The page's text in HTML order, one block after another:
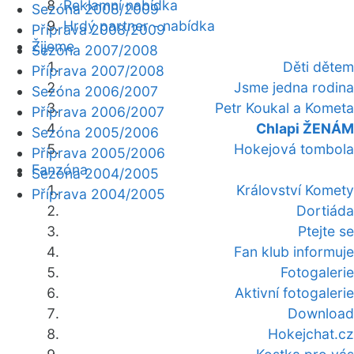
Reklamní nabídka
Hrdý partner - nabídka
Žijeme
Děti dětem
Jsme jedna rodina
Petr Koukal a Kometa
Chlapi ŽENÁM
Hokejová tombola
Fanzóna
Království Komety
Dortiáda
Ptejte se
Fan klub informuje
Fotogalerie
Aktivní fotogalerie
Download
Hokejchat.cz
Sezóna 2008/2009
Příprava 2008/2009
Sezóna 2007/2008
Příprava 2007/2008
Sezóna 2006/2007
Příprava 2006/2007
Sezóna 2005/2006
Příprava 2005/2006
Sezóna 2004/2005
Příprava 2004/2005